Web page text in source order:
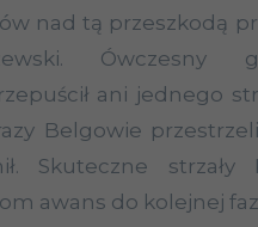
nad tą przeszkodą
Ówczesny
ani jednego
Belgowie
Skuteczne
awans do kolejnej